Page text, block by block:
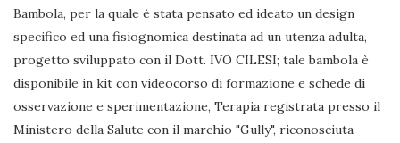
Bambola, per la quale è stata pensato ed ideato un design
specifico ed una fisiognomica destinata ad un utenza adulta,
progetto sviluppato con il Dott. IVO CILESI; tale bambola è
disponibile in kit con videocorso di formazione e schede di
osservazione e sperimentazione, Terapia registrata presso il
Ministero della Salute con il marchio "Gully", riconosciuta